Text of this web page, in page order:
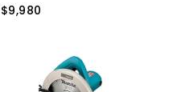
$9,980
$9,980